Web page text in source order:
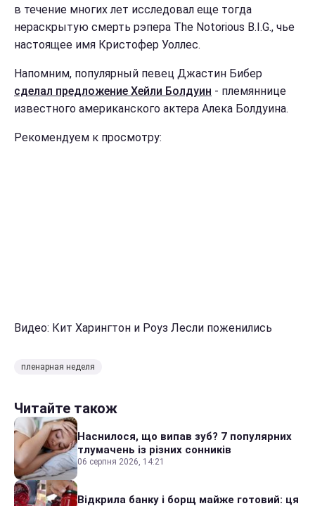
в течение многих лет исследовал еще тогда
нераскрытую смерть рэпера The Notorious B.I.G., чье
настоящее имя Кристофер Уоллес.
Напомним, популярный певец Джастин Бибер
сделал предложение Хейли Болдуин - племяннице
известного американского актера Алека Болдуина.
Рекомендуем к просмотру:
Видео: Кит Харингтон и Роуз Лесли поженились
пленарная неделя
Читайте також
Наснилося, що випав зуб? 7 популярних
тлумачень із різних сонників
06 серпня 2026, 14:21
Відкрила банку і борщ майже готовий: ця